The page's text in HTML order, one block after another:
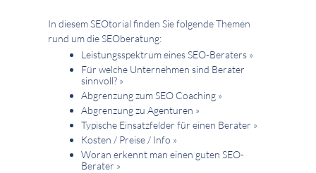
In diesem SEOtorial finden Sie folgende Themen
rund um die SEOberatung:
Leistungsspektrum eines SEO-Beraters »
Für welche Unternehmen sind Berater
sinnvoll? »
Abgrenzung zum SEO Coaching »
Abgrenzung zu Agenturen »
Typische Einsatzfelder für einen Berater »
Kosten / Preise / Info »
Woran erkennt man einen guten SEO-
Berater »